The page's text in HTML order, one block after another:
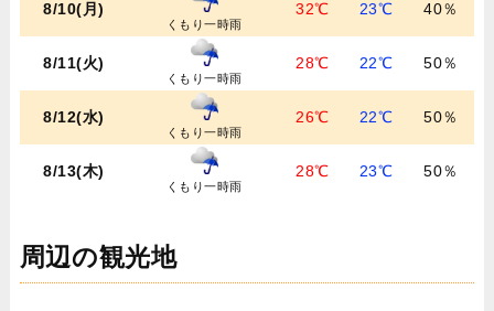
8/10(月)
くもり一時雨
32℃ 23℃ 40％
8/11(火)
くもり一時雨
28℃ 22℃ 50％
8/12(水)
くもり一時雨
26℃ 22℃ 50％
8/13(木)
くもり一時雨
28℃ 23℃ 50％
周辺の観光地